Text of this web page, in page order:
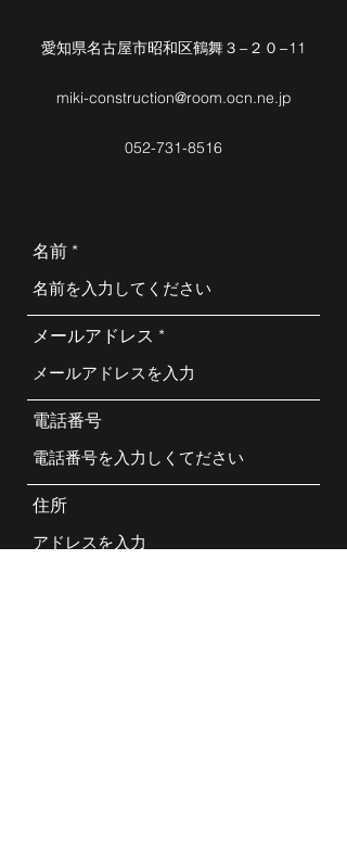
愛知県名古屋市昭和区鶴舞３−２０−11
miki-construction@room.ocn.ne.jp
052-731-8516
名前
メールアドレス
電話番号
住所